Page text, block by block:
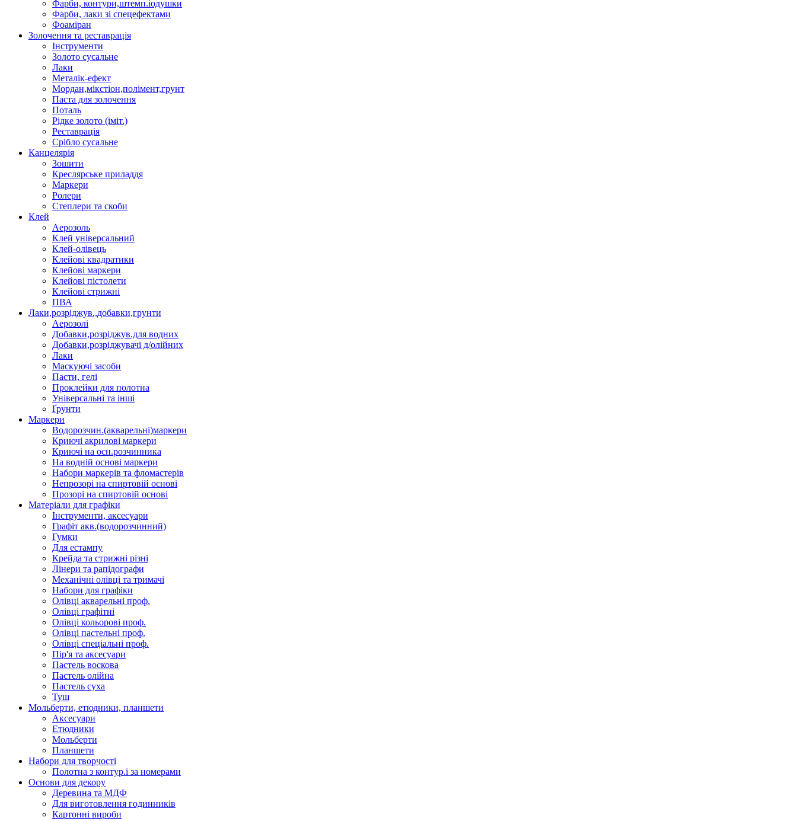
Фарби, контури,штемп.іодушки
Фарби, лаки зі спецефектами
Фоаміран
Золочення та реставрація
Інструменти
Золото сусальне
Лаки
Металік-ефект
Мордан,мікстіон,полімент,грунт
Паста для золочення
Поталь
Рідке золото (іміт.)
Реставрація
Срібло сусальне
Канцелярія
Зошити
Креслярське приладдя
Маркери
Ролери
Степлери та скоби
Клей
Аерозоль
Клей універсальний
Клей-олівець
Клейові квадратики
Клейові маркери
Клейові пістолети
Клейові стрижні
ПВА
Лаки,розріджув.,добавки,грунти
Аерозолі
Добавки,розріджув.для водних
Добавки,розріджувачі д/олійних
Лаки
Маскуючі засоби
Пасти, гелі
Проклейки для полотна
Універсальні та інші
Ґрунти
Маркери
Водорозчин.(акварельні)маркери
Криючі акрилові маркери
Криючі на осн.розчинника
На водній основі маркери
Набори маркерів та фломастерів
Непрозорі на спиртовій основі
Прозорі на спиртовій основі
Матеріали для графіки
Інструменти, аксесуари
Графіт акв.(водорозчинний)
Гумки
Для естампу
Крейда та стрижні різні
Лінери та рапідографи
Механічні олівці та тримачі
Набори для графіки
Олівці акварельні проф.
Олівці графітні
Олівці кольорові проф.
Олівці пастельні проф.
Олівці спеціальні проф.
Пір'я та аксесуари
Пастель воскова
Пастель олійна
Пастель суха
Туш
Мольберти, етюдники, планшети
Аксесуари
Етюдники
Мольберти
Планшети
Набори для творчості
Полотна з контур.і за номерами
Основи для декору
Деревина та МДФ
Для виготовлення годинників
Картонні вироби